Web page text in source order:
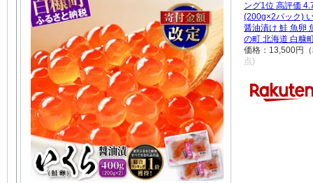
ング1位 高評価
(200g×2パック)
醤油漬け 鮭 魚卵
の町 北海道 白糠
価格：13,500円
点)